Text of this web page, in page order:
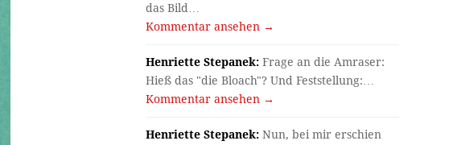
das Bild…
Kommentar ansehen →
Henriette Stepanek: Frage an die Amraser:
Hieß das "die Bloach"? Und Feststellung:…
Kommentar ansehen →
Henriette Stepanek: Nun, bei mir erschien